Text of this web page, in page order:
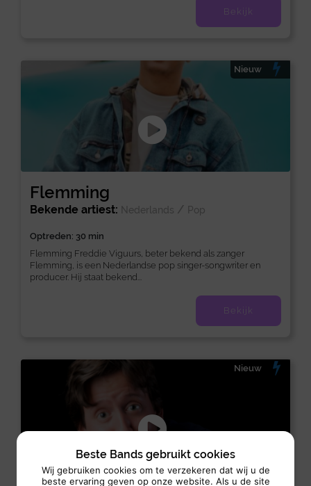
Bekijk
Flemming
Nieuw
Bekende artiest: Nederlands / Pop
Optreden: 30 min
Flemming Freddie Viguurs, beter bekend als zanger
Flemming, is een Nederlandse pop singer-songwriter en
producer. Hij staat bekend...
Bekijk
Nieuw
Beste Bands gebruikt cookies
Wij gebruiken cookies om te verzekeren dat wij u de
beste ervaring geven op onze website. Als u de site